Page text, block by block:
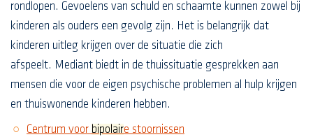
rondlopen. Gevoelens van schuld en schaamte kunnen zowel bij
kinderen als ouders een gevolg zijn. Het is belangrijk dat
kinderen uitleg krijgen over de situatie die zich
afspeelt. Mediant biedt in de thuissituatie gesprekken aan
mensen die voor de eigen psychische problemen al hulp krijgen
en thuiswonende kinderen hebben.
Centrum voor bipolaire stoornissen